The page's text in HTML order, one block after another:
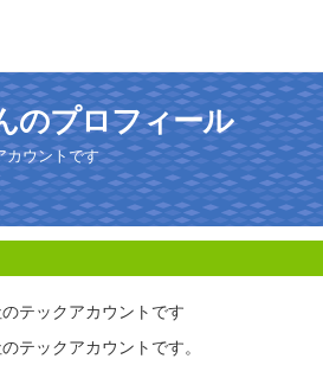
のプロフィール
カウントです
テックアカウントです
テックアカウントです。